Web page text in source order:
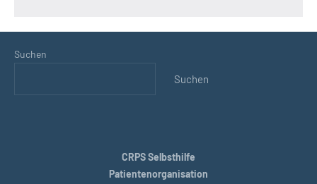
Suchen
Suchen
CRPS Selbsthilfe
Patientenorganisation